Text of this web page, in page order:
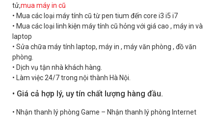
tử,mua máy in cũ
• Mua các loại máy tính cũ từ pen tium đến core i3 i5 i7
• Mua các loại linh kiện máy tính cũ hỏng với giá cao , máy in và
laptop
• Sửa chữa máy tính laptop, máy in , máy văn phòng , đồ văn
phòng.
• Dịch vụ tận nhà khách hàng.
• Làm việc 24/7 trong nội thành Hà Nội.
• Giá cả hợp lý, uy tín chất lượng hàng đầu.
• Nhận thanh lý phòng Game – Nhận thanh lý phòng Internet